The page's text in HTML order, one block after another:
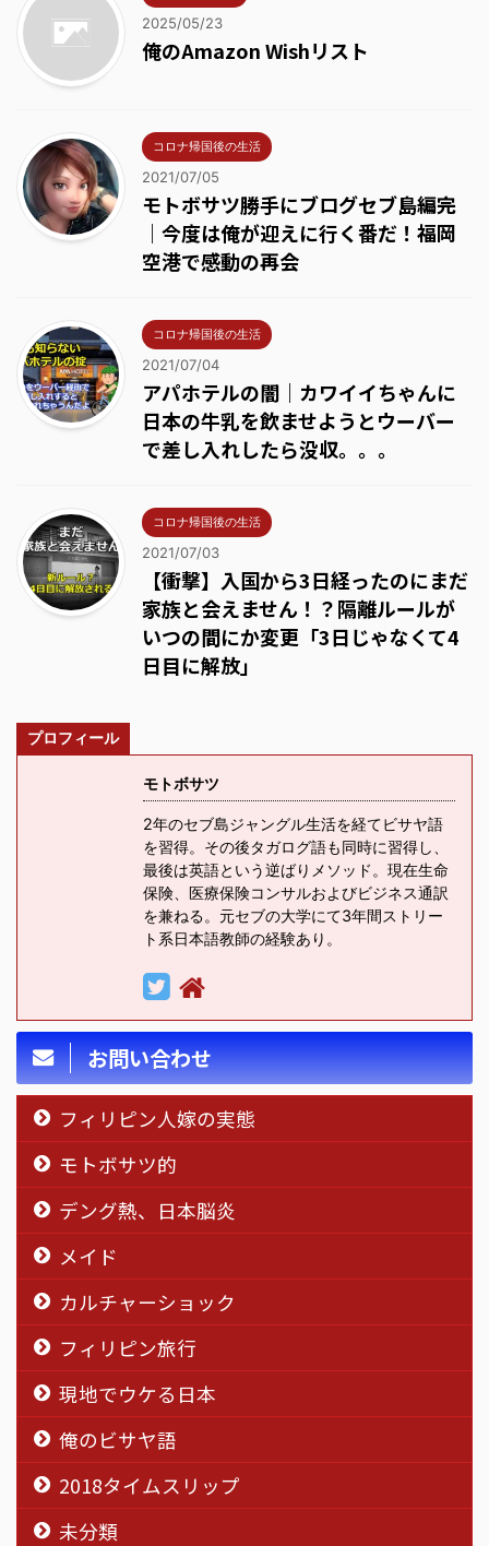
2025/05/23
俺のAmazon Wishリスト
コロナ帰国後の生活
2021/07/05
モトボサツ勝手にブログセブ島編完
｜今度は俺が迎えに行く番だ！福岡
空港で感動の再会
コロナ帰国後の生活
2021/07/04
アパホテルの闇｜カワイイちゃんに
日本の牛乳を飲ませようとウーバー
で差し入れしたら没収。。。
コロナ帰国後の生活
2021/07/03
【衝撃】入国から3日経ったのにまだ
家族と会えません！？隔離ルールが
いつの間にか変更「3日じゃなくて4
日目に解放」
プロフィール
モトボサツ
2年のセブ島ジャングル生活を経てビサヤ語
を習得。その後タガログ語も同時に習得し、
最後は英語という逆ばりメソッド。現在生命
保険、医療保険コンサルおよびビジネス通訳
を兼ねる。元セブの大学にて3年間ストリー
ト系日本語教師の経験あり。
お問い合わせ
フィリピン人嫁の実態
モトボサツ的
デング熱、日本脳炎
メイド
カルチャーショック
フィリピン旅行
現地でウケる日本
俺のビサヤ語
2018タイムスリップ
未分類